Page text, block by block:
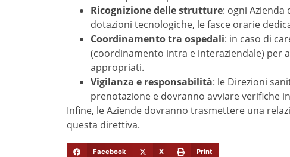
Ricognizione delle strutture: ogni
dotazioni tecnologiche, le fasce orarie
Coordinamento tra ospedali: in caso di
(coordinamento intra e interaziendale) per
appropriati.
Vigilanza e responsabilità: le Direzioni
prenotazione e dovranno avviare verifiche
Infine, le Aziende dovranno trasmettere una
questa direttiva.
Facebook X Print